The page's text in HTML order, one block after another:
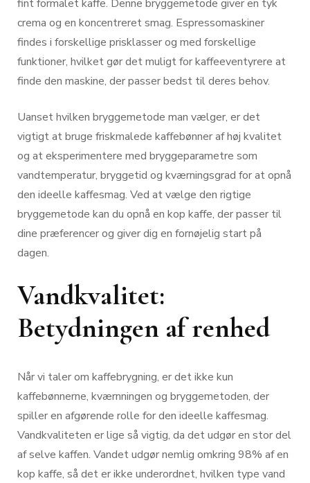
fint formalet kaffe. Denne bryggemetode giver en tyk
crema og en koncentreret smag. Espressomaskiner
findes i forskellige prisklasser og med forskellige
funktioner, hvilket gør det muligt for kaffeeventyrere at
finde den maskine, der passer bedst til deres behov.
Uanset hvilken bryggemetode man vælger, er det
vigtigt at bruge friskmalede kaffebønner af høj kvalitet
og at eksperimentere med bryggeparametre som
vandtemperatur, bryggetid og kværningsgrad for at opnå
den ideelle kaffesmag. Ved at vælge den rigtige
bryggemetode kan du opnå en kop kaffe, der passer til
dine præferencer og giver dig en fornøjelig start på
dagen.
Vandkvalitet:
Betydningen af renhed
Når vi taler om kaffebrygning, er det ikke kun
kaffebønnerne, kværnningen og bryggemetoden, der
spiller en afgørende rolle for den ideelle kaffesmag.
Vandkvaliteten er lige så vigtig, da det udgør en stor del
af selve kaffen. Vandet udgør nemlig omkring 98% af en
kop kaffe, så det er ikke underordnet, hvilken type vand